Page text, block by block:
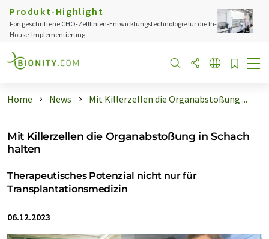
Produkt-Highlight
Fortgeschrittene CHO-Zelllinien-Entwicklungstechnologie für die In-
House-Implementierung
Home News Mit Killerzellen die Organabstoßung ...
Mit Killerzellen die Organabstoßung in Schach
halten
Therapeutisches Potenzial nicht nur für
Transplantationsmedizin
06.12.2023